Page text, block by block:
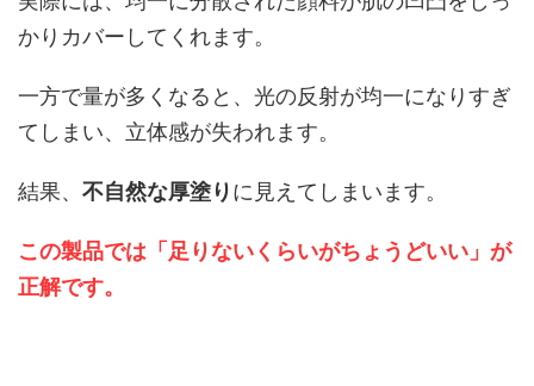
かりカバーしてくれます。
一方で量が多くなると、光の反射が均一になりすぎ
てしまい、立体感が失われます。
結果、 不自然な厚塗りに見えてしまいます。
この製品では「足りないくらいがちょうどいい」が
正解です。